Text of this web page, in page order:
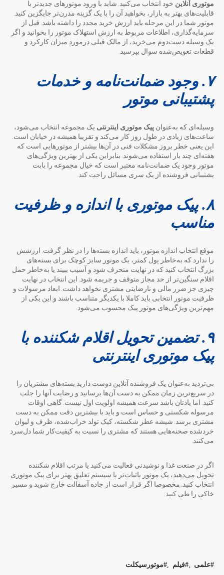
موتوری آنلاین خود انتخاب می‌کنید. شاید با ورود موتورهای جدیدتر با
قابلیت‌های بهتر به بازار، بخواهید آن را با یک گزینه مدرن‌‌تر جایگزین کنید.
موتور شما در این مرحله باید ارزش خرید مجدد را داشته باشد. قبل از
سرمایه‌گذاری، اطلاعات مربوط به ارزش استهلاک موتور را بخوانید و اگر
یک وسیله دست‌دوم می‌خرید، از مالک قبلی درمورد میزان کارکرد و
قطعات تعویض‌شده سوال بپرسید.
۷. وجود ضمانت‌نامه و خدمات
پشتیبانی موتور
وسیله‌ای که به‌عنوان پیک موتوری اینترنتی یک مجموعه انتخاب می‌شود،
ساعت‌های زیادی در طول روز کار می‌کند و تقریبا همیشه در خیابان است.
این یعنی خطر بروز مشکلات فنی در آن‌ها بیشتر از موتورهایی است که
هفته‌ای چند بار استفاده می‌شوند. بنابراین یکی از بهترین ویژگی‌های
موتور وجود یک ضمانت‌نامه معتبر است که خیال مجموعه را بابت
پشتیبانی فروشنده از یک سری مسائل راحت کند.
۸. پیک موتوری با اندازه و ظرفیت
مناسب
موقع انتخاب اندازه موتور، باید اندازه بسته‌ها را در نظر گرفت. ارزشش
را ندارد که به‌خاطر پول کمتر، یک موتور سایز کوچک برای بسته‌های
بزرگ انتخاب کنید که در نهایت منحرف شود و آسیب ببیند یا به‌خاطر حمل
اقلام سنگین‌تر از حد مجاز متوقف و جریمه شود. این انتخاب در نهایت
چیزی جز ضرر مالی و نارضایتی مشتری نخواهد داشت. ابعاد مرسولات و
ظرفیت موتور انتخابی باید کاملا با یکدیگر متناسب باشند و این یکی از
مهم‌ترین ویژگی‌های موتور پیک محسوب می‌شود.
۹. تضمین تحویل اقلام شکننده با
پیک موتوری اینترنتی
بی‌تردید به‌عنوان یک فروشنده آنلاین دوست دارید بسته‌های مشتریان را
در سریع‌ترین زمان ممکن به دست آن‌ها برسانید و رضایت آنها را جلب
کنید. اما یادتان باشد سرعت همیشه اولویت اول نیست. گاهی اوقات
مرسوله شکستی و حساس است و باید با بیشترین دقت ممکن به دست
مشتری برسد. شیشه عطر شکسته، کیک تولد خراب‌شده، ظرف و لیوان
خردشده صحنه‌هایی هستند که مشتری را نسبت به کیفیت‌کار شما دل‌سرد
می‌کنند.
اگر در صنعت غذا و نوشیدنی فعالیت می‌کنید یا مرتب اقلام شکننده
تحویل می‌دهید، یک موتور باثبات‌تر با سیستم تعلیق بهتر برای پیک موتوری
انتخاب کنید. مخصوصا اگر قرار است از جاده آسفالت خارج شوید و مسیر
خاکی را طی کنید.
علمی فیلم موتورسیکلت